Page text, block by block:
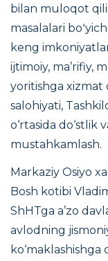
bilan muloqot
masalalari
keng
ijtimoiy, maʼrifiy,
yoritishga xizmat
salohiyati,
o‘rtasida do‘stlik
mustahkamlash.
Markaziy Osiyo
Bosh kotibi
ShHTga a’zo
avlodning